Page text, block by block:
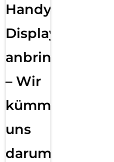
Handy
Displayfolie
anbringen
– Wir
kümmern
uns
darum!